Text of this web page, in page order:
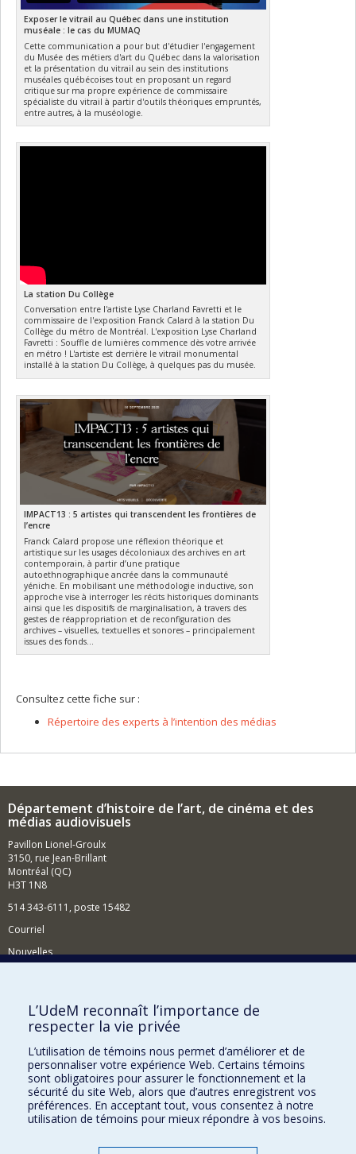
Exposer le vitrail au Québec dans une institution
muséale : le cas du MUMAQ
Cette communication a pour but d'étudier l'engagement
du Musée des métiers d'art du Québec dans la valorisation
et la présentation du vitrail au sein des institutions
muséales québécoises tout en proposant un regard
critique sur ma propre expérience de commissaire
spécialiste du vitrail à partir d'outils théoriques empruntés,
entre autres, à la muséologie.
La station Du Collège
Conversation entre l'artiste Lyse Charland Favretti et le
commissaire de l'exposition Franck Calard à la station Du
Collège du métro de Montréal. L'exposition Lyse Charland
Favretti : Souffle de lumières commence dès votre arrivée
en métro ! L'artiste est derrière le vitrail monumental
installé à la station Du Collège, à quelques pas du musée.
IMPACT13 : 5 artistes qui transcendent les frontières de
l’encre
Franck Calard propose une réflexion théorique et
artistique sur les usages décoloniaux des archives en art
contemporain, à partir d’une pratique
autoethnographique ancrée dans la communauté
yéniche. En mobilisant une méthodologie inductive, son
approche vise à interroger les récits historiques dominants
ainsi que les dispositifs de marginalisation, à travers des
gestes de réappropriation et de reconfiguration des
archives – visuelles, textuelles et sonores – principalement
issues des fonds...
Consultez cette fiche sur :
Répertoire des experts à l’intention des médias
Département d’histoire de l’art, de cinéma et des
médias audiovisuels
Pavillon Lionel-Groulx
3150, rue Jean-Brillant
Montréal (QC)
H3T 1N8
514 343-6111, poste 15482
Courriel
Nouvelles
Comment soutenir le Département?
BESOIN D'AIDE?
Plan du site
Signaler une erreur
Accessibilité
FACULTÉ DES ARTS ET DES SCIENCES
L’UdeM reconnaît l’importance de
respecter la vie privée
L’utilisation de témoins nous permet d’améliorer et de
personnaliser votre expérience Web. Certains témoins
sont obligatoires pour assurer le fonctionnement et la
sécurité du site Web, alors que d’autres enregistrent vos
préférences. En acceptant tout, vous consentez à notre
utilisation de témoins pour mieux répondre à vos besoins.